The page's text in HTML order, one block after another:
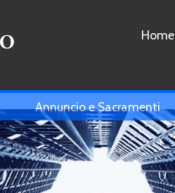
Home
Annuncio e Sacramenti